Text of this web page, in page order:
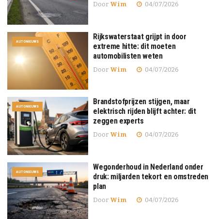
Door Wim 04/07/2026
AUTONIEUWS
Rijkswaterstaat grijpt in door
extreme hitte: dit moeten
automobilisten weten
Door Wim 04/07/2026
AUTONIEUWS
Brandstofprijzen stijgen, maar
elektrisch rijden blijft achter: dit
zeggen experts
Door Wim 04/07/2026
AUTONIEUWS
Wegonderhoud in Nederland onder
druk: miljarden tekort en omstreden
plan
Door Wim 04/07/2026